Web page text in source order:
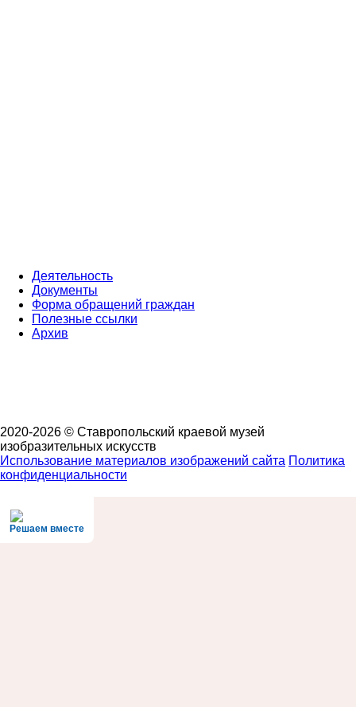
Деятельность
Документы
Форма обращений граждан
Полезные ссылки
Архив
2020-2026 © Ставропольский краевой музей
изобразительных искусств
Использование материалов изображений сайта Политика
конфиденциальности
Решаем вместе